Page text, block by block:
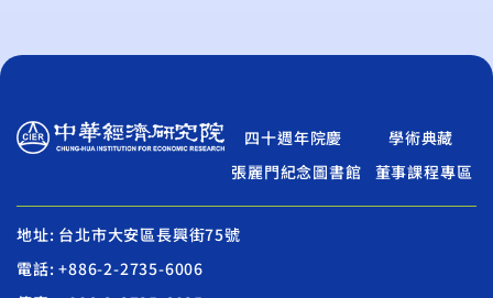
四十週年院慶
學術典藏
張麗門紀念圖書館
董事課程專區
地址: 台北市大安區長興街75號
電話: +886-2-2735-6006